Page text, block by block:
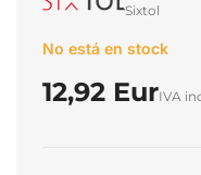
Sixtol
No está en stock
12,92 EurIVA